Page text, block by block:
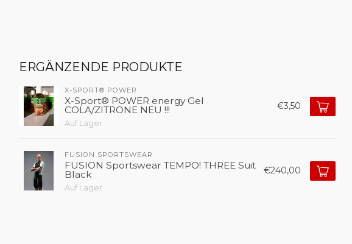
ERGÄNZENDE PRODUKTE
X-SPORT® POWER
X-Sport® POWER energy Gel
COLA/ZITRONE NEU !!!
Auf Lager
€3,50
FUSION SPORTSWEAR
FUSION Sportswear TEMPO! THREE Suit
Black
Auf Lager
€240,00